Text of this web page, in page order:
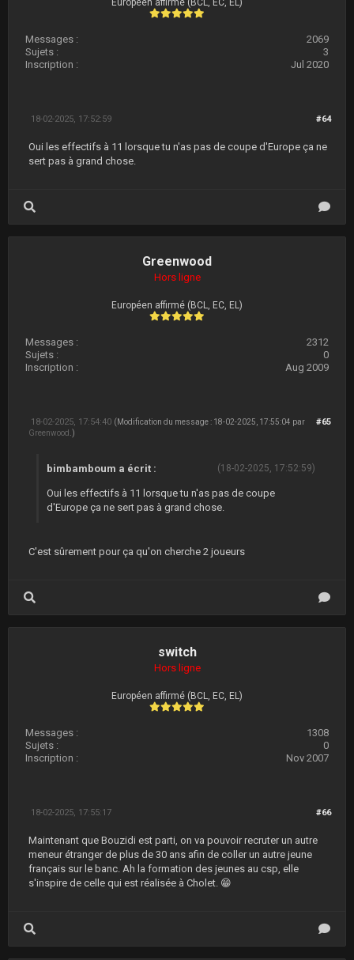
Messages :
2069
Sujets :
3
Inscription :
Jul 2020
#64
18-02-2025, 17:52:59
Oui les effectifs à 11 lorsque tu n'as pas de coupe d'Europe ça ne
sert pas à grand chose.
Greenwood
Hors ligne
Européen affirmé (BCL, EC, EL)
Messages :
2312
Sujets :
0
Inscription :
Aug 2009
#65
18-02-2025, 17:54:40 (Modification du message : 18-02-2025, 17:55:04 par
Greenwood .)
(18-02-2025, 17:52:59)
bimbamboum a écrit :
Oui les effectifs à 11 lorsque tu n'as pas de coupe
d'Europe ça ne sert pas à grand chose.
C'est sûrement pour ça qu'on cherche 2 joueurs
switch
Hors ligne
Européen affirmé (BCL, EC, EL)
Messages :
1308
Sujets :
0
Inscription :
Nov 2007
#66
18-02-2025, 17:55:17
Maintenant que Bouzidi est parti, on va pouvoir recruter un autre
meneur étranger de plus de 30 ans afin de coller un autre jeune
français sur le banc. Ah la formation des jeunes au csp, elle
s'inspire de celle qui est réalisée à Cholet. 😁